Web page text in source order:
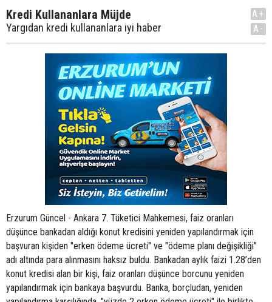
Kredi Kullananlara Müjde
Yargıdan kredi kullananlara iyi haber
A+
A-
Erzurum Güncel - Ankara 7. Tüketici Mahkemesi, faiz oranları
düşünce bankadan aldığı konut kredisini yeniden yapılandırmak için
başvuran kişiden "erken ödeme ücreti" ve "ödeme planı değişikliği"
adı altında para alınmasını haksız buldu. Bankadan aylık faizi 1.28’den
konut kredisi alan bir kişi, faiz oranları düşünce borcunu yeniden
yapılandırmak için bankaya başvurdu. Banka, borçludan, yeniden